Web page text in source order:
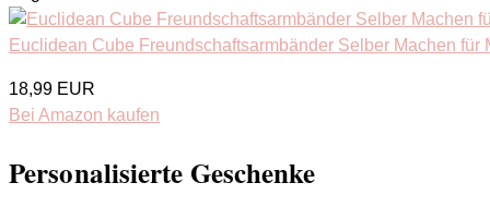
Euclidean Cube Freundschaftsarmbänder Selber Machen für
18,99 EUR
Bei Amazon kaufen
Personalisierte Geschenke